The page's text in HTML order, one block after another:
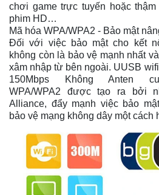
chơi game trực tuyến hoặc
phim HD…
Mã hóa WPA/WPA2 - Bảo mật
Đối với việc bảo mật cho kết
không còn là bảo vệ mạnh nhất
xâm nhập từ bên ngoài. UUSB
150Mbps Không Anten
WPA/WPA2 được tạo ra bởi
Alliance, đẩy mạnh việc bảo
bảo vệ mạng không dây một cách